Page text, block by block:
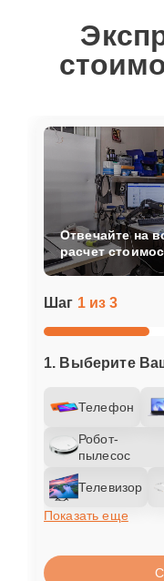
Шаг 1 из 3
1. Выберите
Телефон
Робот-
пылесос
Телевизор
Показать еще
Отвечайте на
расчет